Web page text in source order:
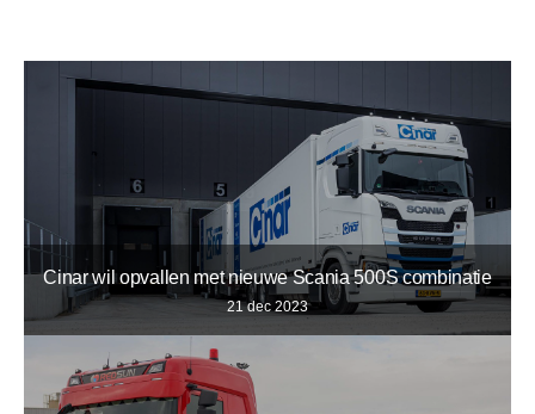
Cinar wil opvallen met nieuwe Scania 500S combinatie
21 dec 2023